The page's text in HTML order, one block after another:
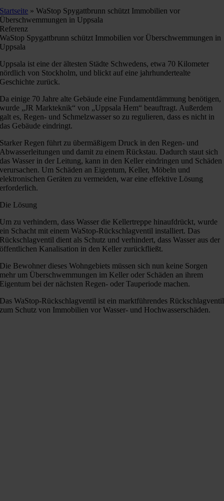
Startseite »WaStop Spygattbrunn schützt Immobilien vor
Überschwemmungen in Uppsala
Referenz
WaStop Spygattbrunn schützt Immobilien vor Überschwemmungen in
Uppsala
Uppsala ist eine der ältesten Städte Schwedens, etwa 70 Kilometer
nördlich von Stockholm, und blickt auf eine jahrhundertealte
Geschichte zurück.
Da einige 70 Jahre alte Gebäude eine Fundamentdämmung benötigen,
wurde „JR Markteknik“ von „Uppsala Hem“ beauftragt. Außerdem
galt es, Regen- und Schmelzwasser so zu regulieren, dass es nicht in
das Gebäude eindringt.
Starker Regen führt zu übermäßigem Druck in den Regen- und
Abwasserleitungen und damit zu einem Rückstau. Dadurch staut sich
das Wasser in der Leitung, kann in den Keller eindringen und Schäden
verursachen. Um Schäden an Eigentum, Keller, Möbeln und
elektronischen Geräten zu vermeiden, war eine effektive Lösung
erforderlich.
Die Lösung
Um zu verhindern, dass Wasser die Kellertreppe hinaufdrückt, wurde
ein Schacht mit einem WaStop-Rückschlagventil installiert. Das
Rückschlagventil dient als Schutz und verhindert, dass Wasser aus der
öffentlichen Kanalisation in den Keller zurückfließt.
Die Bewohner dieses Wohngebiets müssen sich nun keine Sorgen
mehr um Überschwemmungen im Keller oder Schäden an ihrem
Eigentum bei der nächsten Regen- oder Tauperiode machen.
Das WaStop-Rückschlagventil ist ein marktführendes Rückschlagventil
zum Schutz von Immobilien vor Wasser- und Hochwasserschäden.